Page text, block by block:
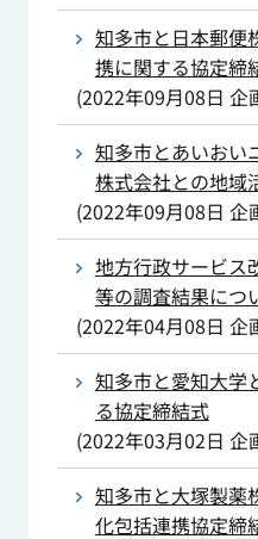
知多市と日本郵便
携に関する協定締
(2022年09月08日 企
知多市とあいおい
株式会社との地域
(2022年09月08日 企
地方行政サービス
等の調査結果につ
(2022年04月08日 企
知多市と愛知大学
る協定締結式
(2022年03月02日 企
知多市と大塚製薬
化包括連携協定締